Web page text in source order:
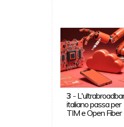
3 -
italiano passa per
TIM e Open Fiber